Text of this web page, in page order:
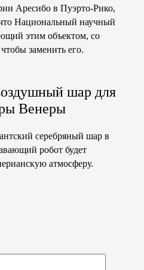
Аресибо в Пуэрто-Рико,
Национальный научный
этим объектом, со
заменить его.
шар для
Венеры
серебряный шар в
робот будет
атмосферу.